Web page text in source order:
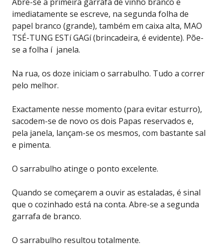
imediatamente se escreve, na segunda folha de
papel branco (grande), também em caixa alta, MAO
TSÉ-TUNG ESTí GAGí (brincadeira, é evidente). Põe-
se a folha í janela.
Na rua, os doze iniciam o sarrabulho. Tudo a correr
pelo melhor.
Exactamente nesse momento (para evitar esturro),
sacodem-se de novo os dois Papas reservados e,
pela janela, lançam-se os mesmos, com bastante sal
e pimenta.
O sarrabulho atinge o ponto excelente.
Quando se começarem a ouvir as estaladas, é sinal
que o cozinhado está na conta. Abre-se a segunda
garrafa de branco.
O sarrabulho resultou totalmente.